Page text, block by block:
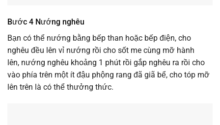
Bước 4 Nướng nghêu
Bạn có thể nướng bằng bếp than hoặc bếp điện, cho
nghêu đều lên vỉ nướng rồi cho sốt me cùng mỡ hành
lên, nướng nghêu khoảng 1 phút rồi gắp nghêu ra rồi cho
vào phía trên một ít đậu phộng rang đã giã bể, cho tóp mỡ
lên trên là có thể thưởng thức.